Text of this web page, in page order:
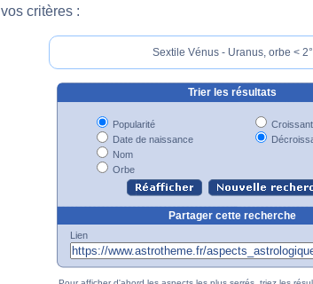
vos critères :
Sextile Vénus - Uranus, orbe < 2°
Trier les résultats
Popularité
Date de naissance
Nom
Orbe
Croissant
Partager cette recherche
Lien